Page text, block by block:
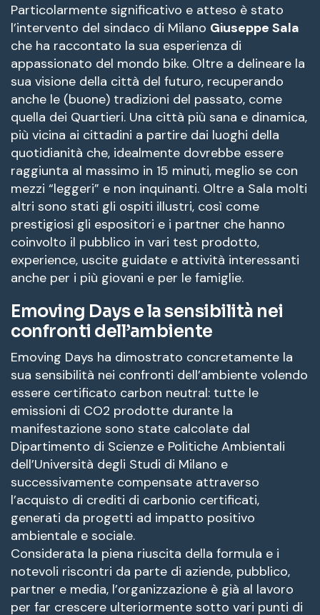
Particolarmente significativo e atteso è stato
l’intervento del sindaco di Milano Giuseppe Sala
che ha raccontato la sua esperienza di
appassionato del mondo bike. Oltre a delineare la
sua visione della città del futuro, recuperando
anche le (buone) tradizioni del passato, come
quella dei Quartieri. Una città più sana e dinamica,
più vicina ai cittadini a partire dai luoghi della
quotidianità che, idealmente dovrebbe essere
raggiunta al massimo in 15 minuti, meglio se con
mezzi “leggeri” e non inquinanti. Oltre a Sala molti
altri sono stati gli ospiti illustri, così come
prestigiosi gli espositori e i partner che hanno
coinvolto il pubblico in vari test prodotto,
experience, uscite guidate e attività interessanti
anche per i più giovani e per le famiglie.
Emoving Days e la sensibilità nei
confronti dell’ambiente
Emoving Days ha dimostrato concretamente la
sua sensibilità nei confronti dell’ambiente volendo
essere certificato carbon neutral: tutte le
emissioni di CO2 prodotte durante la
manifestazione sono state calcolate dal
Dipartimento di Scienze e Politiche Ambientali
dell’Università degli Studi di Milano e
successivamente compensate attraverso
l’acquisto di crediti di carbonio certificati,
generati da progetti ad impatto positivo
ambientale e sociale.
Considerata la piena riuscita della formula e i
notevoli riscontri da parte di aziende, pubblico,
partner e media, l’organizzazione è già al lavoro
per far crescere ulteriormente sotto vari punti di